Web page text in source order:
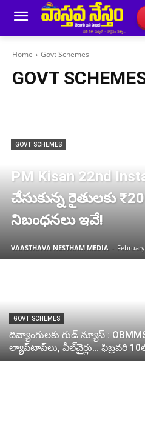
Home Govt Schemes
GOVT
GOVT SCHEMES
PM Kisan 22nd
చేసుకున్న రైతులకు
నిబంధనలు ఇవే!
VAASTHAVA NESTHAM MEDIA -
GOVT SCHEMES
దివ్యాంగులకు గుడ్ న్యూస్ :
ల్యాప్‌టాప్‌లు, వీల్‌చైర్లు… ఫిబ్రవరి